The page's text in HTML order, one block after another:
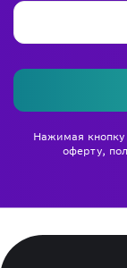
Нажимая
оферту,